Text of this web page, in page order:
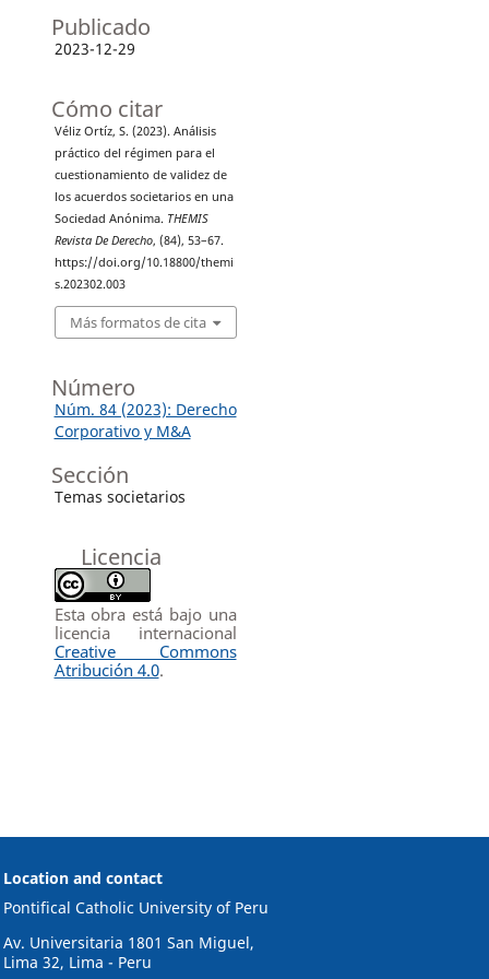
Publicado
2023-12-29
Cómo citar
Véliz Ortíz, S. (2023). Análisis
práctico del régimen para el
cuestionamiento de validez de
los acuerdos societarios en una
Sociedad Anónima. THEMIS
Revista De Derecho, (84), 53–67.
https://doi.org/10.18800/themi
s.202302.003
Más formatos de cita
Número
Núm. 84 (2023): Derecho
Corporativo y M&A
Sección
Temas societarios
Licencia
Esta obra está bajo una
licencia internacional
Creative Commons
Atribución 4.0.
Location and contact
Pontifical Catholic University of Peru
Av. Universitaria 1801 San Miguel,
Lima 32, Lima - Peru